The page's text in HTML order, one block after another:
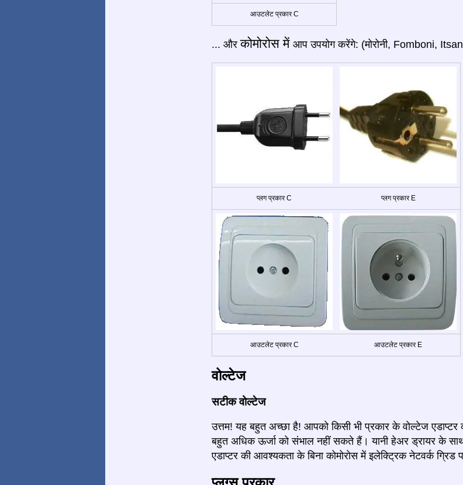
आउटलेट प्रकार C
... औरकोमोरोस में आप उपयोग करेंगे: (मोरोनी, Fomboni,
प्लग प्रकार C प्लग प्रकार E
आउटलेट प्रकार C आउटलेट प्रकार E
वोल्टेज
सटीक वोल्टेज
उत्तम! यह बहुत अच्छा है! आपको किसी भी प्रकार के वोल्टेज
बहुत अधिक ऊर्जा को संभाल नहीं सकते हैं। यानी हेअर ड्रायर के
एडाप्टर की आवश्यकता के बिना कोमोरोस में इलेक्ट्रिक नेटवर्क